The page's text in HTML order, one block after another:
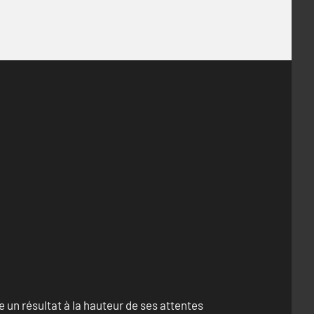
résultat à la hauteur de ses attentes